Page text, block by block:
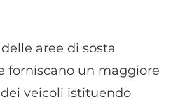
aree di sosta
forniscano un maggiore
veicoli istituendo